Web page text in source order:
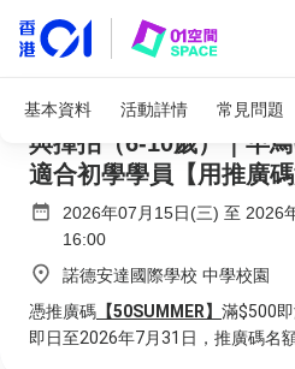
基本資料 活動詳情 常見問題
adidas x ASG 暑期羽毛
與揮拍（6-10歲）｜早
適合初學學員【用推廣碼
2026年07月15日(三) 至 2026
16:00
諾德安達國際學校 中學校園
憑推廣碼 【50SUMMER】 滿$500即
即日至2026年7月31日，推廣碼名